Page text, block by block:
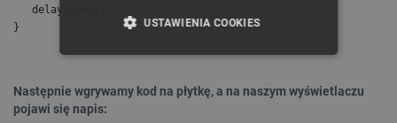
delay(5000);
}
Następnie wgrywamy kod na płytkę, a na naszym wyświetlaczu
pojawi się napis:
USTAWIENIA COOKIES